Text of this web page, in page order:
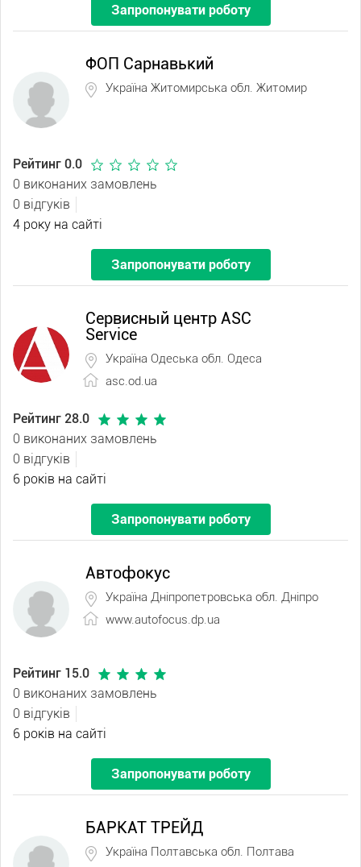
Запропонувати роботу
ФОП Сарнавький
Україна Житомирська обл. Житомир
Рейтинг 0.0
0 виконаних замовлень
0 відгуків
4 року на сайті
Запропонувати роботу
Сервисный центр ASC
Service
Україна Одеська обл. Одеса
asc.od.ua
Рейтинг 28.0
0 виконаних замовлень
0 відгуків
6 років на сайті
Запропонувати роботу
Автофокус
Україна Дніпропетровська обл. Дніпро
www.autofocus.dp.ua
Рейтинг 15.0
0 виконаних замовлень
0 відгуків
6 років на сайті
Запропонувати роботу
БАРКАТ ТРЕЙД
Україна Полтавська обл. Полтава